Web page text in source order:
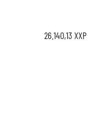
26.140,13 XXP